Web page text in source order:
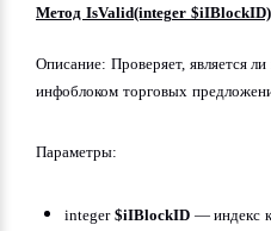
Метод IsValid(integer $iIBlockID)
Описание: Проверяет, является
инфоблоком торговых
Параметры:
integer $iIBlockID — индекс